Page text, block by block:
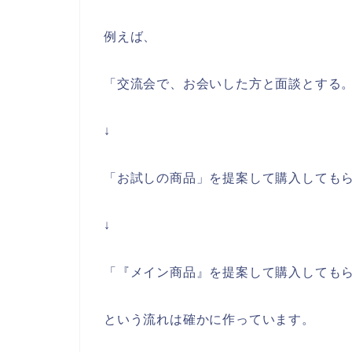
例えば、
「交流会で、お会いした方と面談とする。
↓
「お試しの商品」を提案して購入しても
↓
「『メイン商品』を提案して購入しても
という流れは確かに作っています。